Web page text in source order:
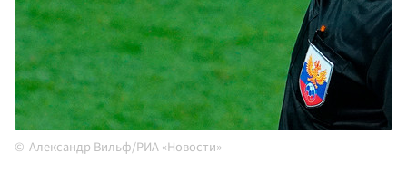
Александр Вильф/РИА «Новости»